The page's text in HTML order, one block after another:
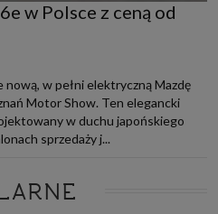
w Polsce z ceną od
w pełni elektryczną Mazdę
Motor Show. Ten elegancki
w duchu japońskiego
sprzedaży j...